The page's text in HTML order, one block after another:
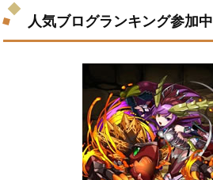
人気ブログランキング参加中